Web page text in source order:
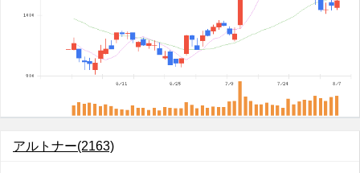
アルトナー(2163)